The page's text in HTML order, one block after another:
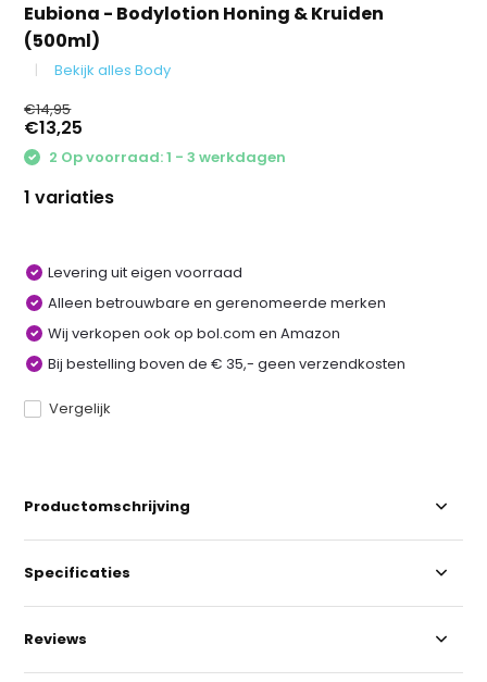
Eubiona - Bodylotion Honing & Kruiden
(500ml)
Bekijk alles Body
€14,95
€13,25
2 Op voorraad: 1 - 3 werkdagen
1 variaties
Levering uit eigen voorraad
Alleen betrouwbare en gerenomeerde merken
Wij verkopen ook op bol.com en Amazon
Bij bestelling boven de € 35,- geen verzendkosten
Vergelijk
Productomschrijving
Specificaties
Reviews